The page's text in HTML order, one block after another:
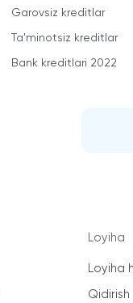
Garovsiz kreditlar
Ta'minotsiz kreditlar
Bank kreditlari 2022
Loyiha
Loyiha
Qidirish